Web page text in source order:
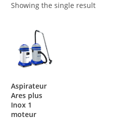
Showing the single result
Aspirateur
Ares plus
Inox 1
moteur